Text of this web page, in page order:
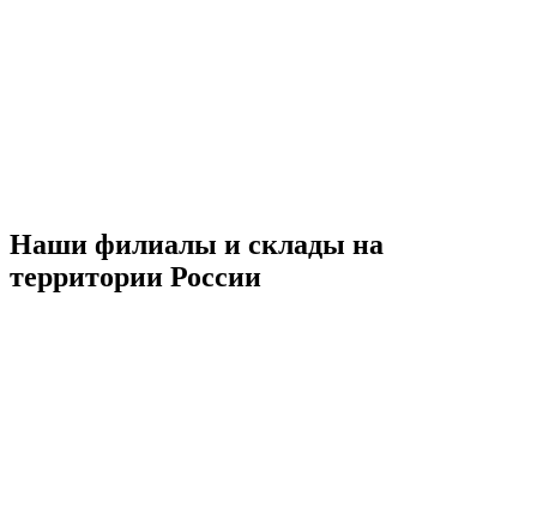
Наши филиалы и склады на
территории России